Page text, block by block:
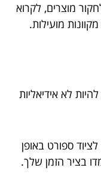
מוצרים, לקרוא
מועילות.
לא אידיאליות
ספורט באופן
בציר הזמן שלך.